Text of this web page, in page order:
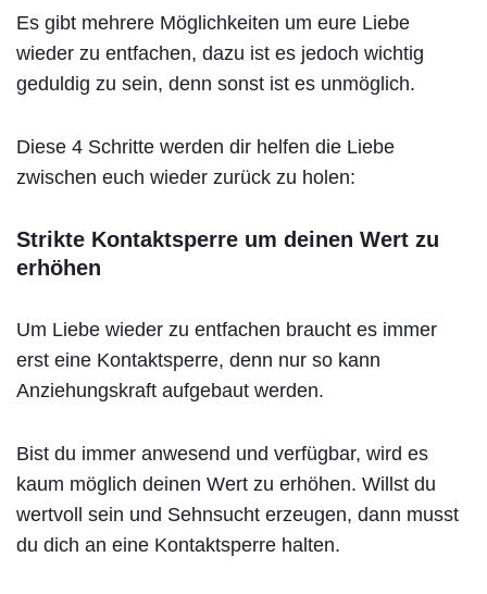
Es gibt mehrere Möglichkeiten um eure Liebe
wieder zu entfachen, dazu ist es jedoch wichtig
geduldig zu sein, denn sonst ist es unmöglich.
Diese 4 Schritte werden dir helfen die Liebe
zwischen euch wieder zurück zu holen:
Strikte Kontaktsperre um deinen Wert zu
erhöhen
Um Liebe wieder zu entfachen braucht es immer
erst eine Kontaktsperre, denn nur so kann
Anziehungskraft aufgebaut werden.
Bist du immer anwesend und verfügbar, wird es
kaum möglich deinen Wert zu erhöhen. Willst du
wertvoll sein und Sehnsucht erzeugen, dann musst
du dich an eine Kontaktsperre halten.